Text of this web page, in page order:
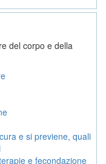
del corpo e della
e si previene, quali
e fecondazione